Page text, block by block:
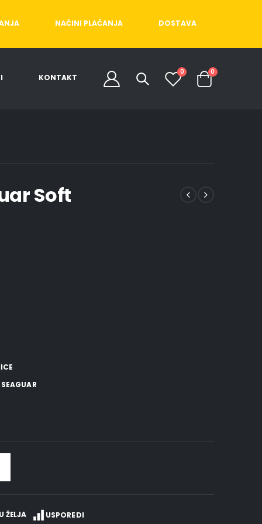
NAČINI PLAĆANJA DOSTAVA
KONTAKT
0 0
Soft
SEAGUAR
ŽELJA USPOREDI